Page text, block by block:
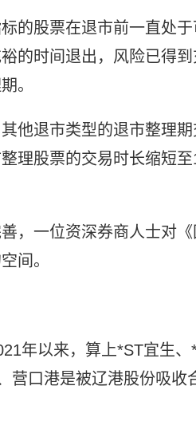
的股票在退市前一直处
的时间退出，风险已得
。
他退市类型的退市整理
理股票的交易时长缩短
，一位资深券商人士对
间。
年以来，算上*ST宜生
营口港是被辽港股份吸收